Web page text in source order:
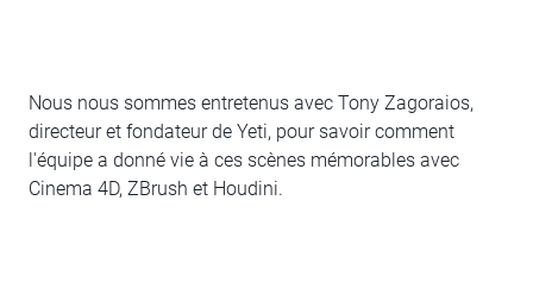
Nous nous sommes entretenus avec Tony Zagoraios,
directeur et fondateur de Yeti, pour savoir comment
l'équipe a donné vie à ces scènes mémorables avec
Cinema 4D, ZBrush et Houdini.